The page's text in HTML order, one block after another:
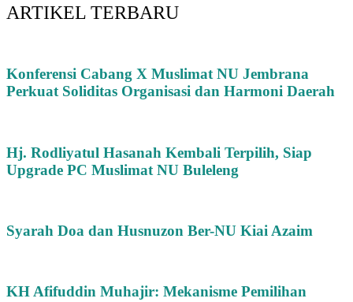
ARTIKEL TERBARU
Konferensi Cabang X Muslimat NU Jembrana
Perkuat Soliditas Organisasi dan Harmoni Daerah
Hj. Rodliyatul Hasanah Kembali Terpilih, Siap
Upgrade PC Muslimat NU Buleleng
Syarah Doa dan Husnuzon Ber-NU Kiai Azaim
KH Afifuddin Muhajir: Mekanisme Pemilihan